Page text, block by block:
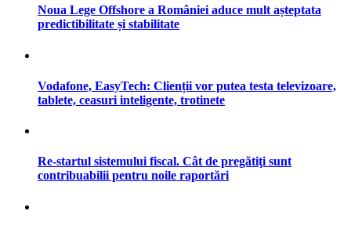
Noua Lege Offshore a României aduce mult așteptata
predictibilitate și stabilitate
Vodafone, EasyTech: Clienții vor putea testa televizoare,
tablete, ceasuri inteligente, trotinete
Re-startul sistemului fiscal. Cât de pregătiţi sunt
contribuabilii pentru noile raportări